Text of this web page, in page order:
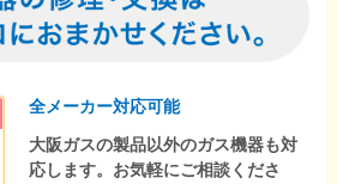
全メーカー対応可能
大阪ガスの製品以外のガス機器も対
応します。お気軽にご相談くださ